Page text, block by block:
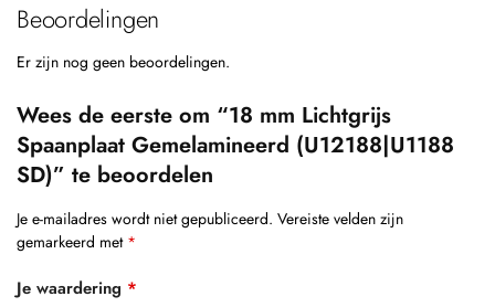
Beoordelingen
Er zijn nog geen beoordelingen.
Wees de eerste om “18 mm Lichtgrijs
Spaanplaat Gemelamineerd (U12188|U1188
SD)” te beoordelen
Je e-mailadres wordt niet gepubliceerd. Vereiste velden zijn
gemarkeerd met *
Je waardering *